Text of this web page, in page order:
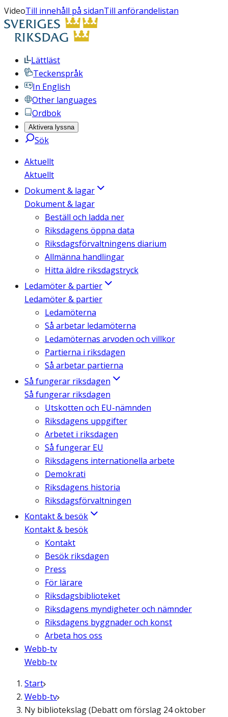
VideoTill innehåll på sidanTill anförandelistan
Lättläst
Teckenspråk
In English
Other languages
Ordbok
Aktivera lyssna
Sök
Aktuellt
Aktuellt
Dokument & lagar
Dokument & lagar
Beställ och ladda ner
Riksdagens öppna data
Riksdagsförvaltningens diarium
Allmänna handlingar
Hitta äldre riksdagstryck
Ledamöter & partier
Ledamöter & partier
Ledamöterna
Så arbetar ledamöterna
Ledamöternas arvoden och villkor
Partierna i riksdagen
Så arbetar partierna
Så fungerar riksdagen
Så fungerar riksdagen
Utskotten och EU-nämnden
Riksdagens uppgifter
Arbetet i riksdagen
Så fungerar EU
Riksdagens internationella arbete
Demokrati
Riksdagens historia
Riksdagsförvaltningen
Kontakt & besök
Kontakt & besök
Kontakt
Besök riksdagen
Press
För lärare
Riksdagsbiblioteket
Riksdagens myndigheter och nämnder
Riksdagens byggnader och konst
Arbeta hos oss
Webb-tv
Webb-tv
Start
Webb-tv
Ny bibliotekslag (Debatt om förslag 24 oktober